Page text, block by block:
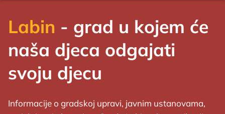
Labin - grad u kojem će
naša djeca odgajati
svoju djecu
Informacije o gradskoj upravi, javnim ustanovama,